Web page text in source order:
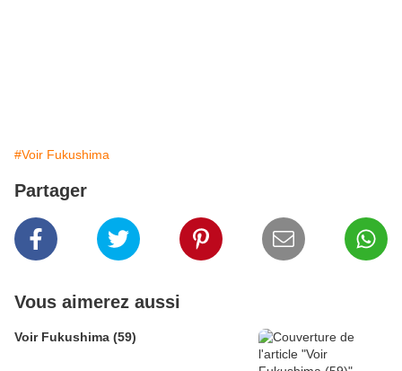
#Voir Fukushima
Partager
Vous aimerez aussi
Voir Fukushima (59)